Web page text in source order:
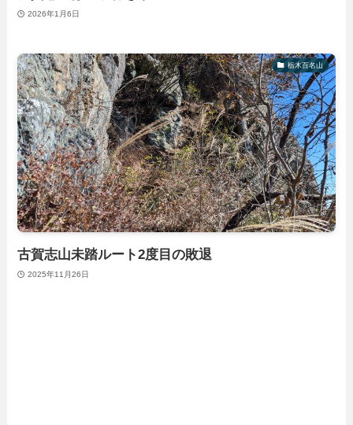
2026年1月6日
栃木百名山
古賀志山未踏ルート2度目の敗退
2025年11月26日